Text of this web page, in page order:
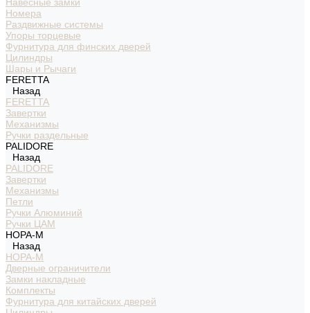
Номера
Раздвижные системы
Упоры торцевые
Фурнитура для финских дверей
Цилиндры
Шары и Рычаги
FERETTA
Назад
FERETTA
Завертки
Механизмы
Ручки раздельные
PALIDORE
Назад
PALIDORE
Завертки
Механизмы
Петли
Ручки Алюминий
Ручки ЦАМ
НОРА-М
Назад
НОРА-М
Дверные ограничители
Замки накладные
Комплекты
Фурнитура для китайских дверей